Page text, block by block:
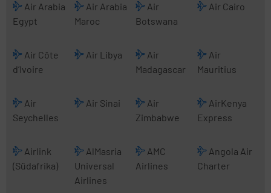
Air Arabia
Egypt
Air Arabia
Maroc
Air
Botswana
Air Cairo
Air Côte
d’Ivoire
Air Libya
Air
Madagascar
Air
Mauritius
Air
Seychelles
Air Sinai
Air
Zimbabwe
AirKenya
Express
Airlink
(Südafrika)
AlMasria
Universal
Airlines
AMC
Airlines
Angola Air
Charter